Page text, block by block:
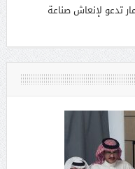
تدعو لإنعاش صناعة